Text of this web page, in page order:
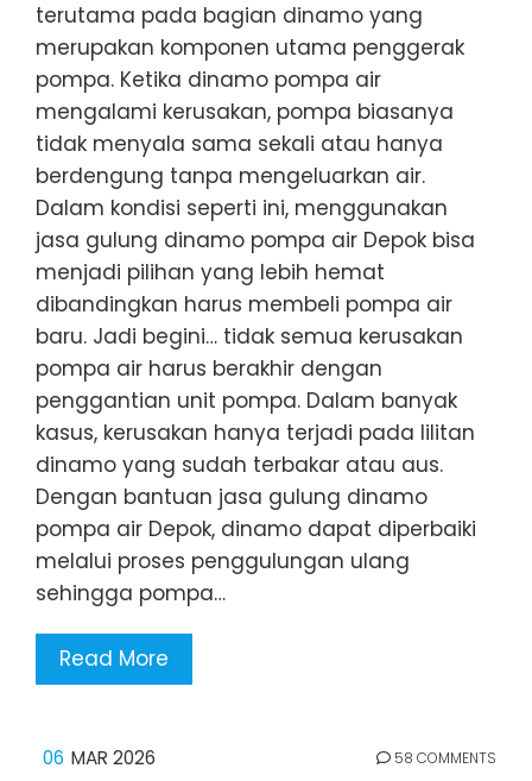
terutama pada bagian dinamo yang
merupakan komponen utama penggerak
pompa. Ketika dinamo pompa air
mengalami kerusakan, pompa biasanya
tidak menyala sama sekali atau hanya
berdengung tanpa mengeluarkan air.
Dalam kondisi seperti ini, menggunakan
jasa gulung dinamo pompa air Depok bisa
menjadi pilihan yang lebih hemat
dibandingkan harus membeli pompa air
baru. Jadi begini… tidak semua kerusakan
pompa air harus berakhir dengan
penggantian unit pompa. Dalam banyak
kasus, kerusakan hanya terjadi pada lilitan
dinamo yang sudah terbakar atau aus.
Dengan bantuan jasa gulung dinamo
pompa air Depok, dinamo dapat diperbaiki
melalui proses penggulungan ulang
sehingga pompa…
Read More
06 MAR 2026 58 COMMENTS